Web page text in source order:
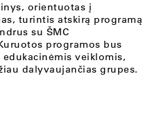
orientuotas į
turintis atskirą programą
su ŠMC
programos bus
veiklomis,
dalyvaujančias grupes.